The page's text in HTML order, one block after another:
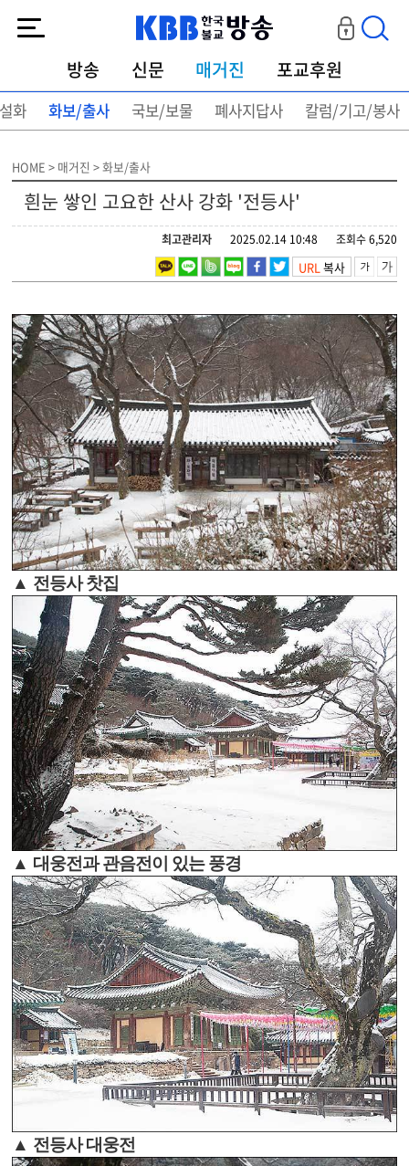
방송 신문 매거진 포교후원
화 화보/출사 국보/보물 폐사지답사 칼럼/기고/봉사
HOME > 매거진 > 화보/출사
흰눈 쌓인 고요한 산사 강화 '전등사'
조회수 6,520
2025.02.14 10:48
최고관리자
URL복사
▲ 전등사 찻집
▲ 대웅전과 관음전이 있는 풍경
▲ 전등사 대웅전